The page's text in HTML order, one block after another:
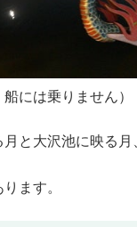
船には乗りません）
と大沢池に映る月
ます。